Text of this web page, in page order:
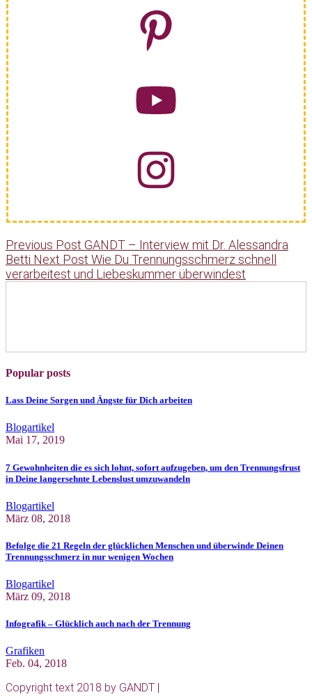
Previous Post GANDT – Interview mit Dr. Alessandra
Betti Next Post Wie Du Trennungsschmerz schnell
verarbeitest und Liebeskummer überwindest
Popular posts
Lass Deine Sorgen und Ängste für Dich arbeiten
Blogartikel
Mai 17, 2019
7 Gewohnheiten die es sich lohnt, sofort aufzugeben, um den Trennungsfrust
in Deine langersehnte Lebenslust umzuwandeln
Blogartikel
März 08, 2018
Befolge die 21 Regeln der glücklichen Menschen und überwinde Deinen
Trennungsschmerz in nur wenigen Wochen
Blogartikel
März 09, 2018
Infografik – Glücklich auch nach der Trennung
Grafiken
Feb. 04, 2018
Copyright text 2018 by GANDT |